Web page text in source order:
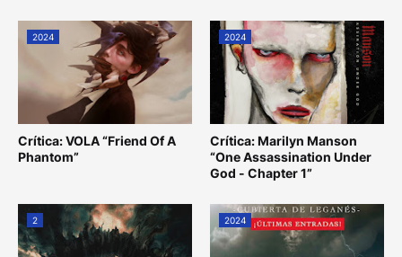
2024
Crítica: VOLA “Friend Of A
Phantom”
2024
Crítica: Marilyn Manson
“One Assassination Under
God - Chapter 1”
2 2024